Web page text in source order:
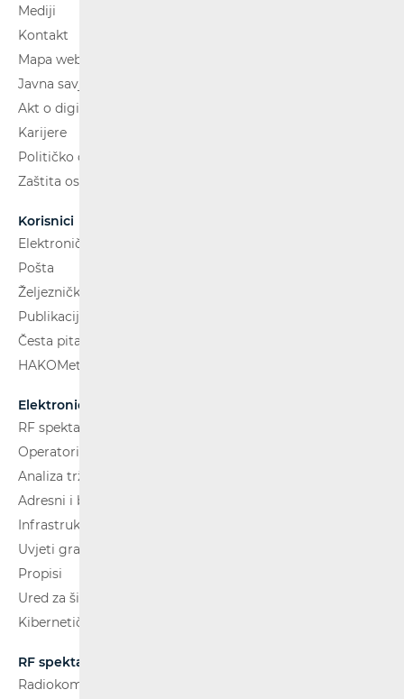
Mediji
Kontakt
Mapa weba
Javna savjetovanja
Akt o digitalnim uslugama
Karijere
Političko oglašavanje
Zaštita osobnih podataka
Korisnici
Elektroničke komunikacije
Pošta
Željeznički putnički prijevoz
Publikacije
Česta pitanja
HAKOMetar
Elektroničke komunikacije
RF spektar
Operatori i usluge
Analiza tržišta
Adresni i brojevni prostor
Infrastruktura
Uvjeti gradnje
Propisi
Ured za širokopojasnost (BCO)
Kibernetička sigurnost
RF spektar
Radiokomunikacije i radiodifuzija